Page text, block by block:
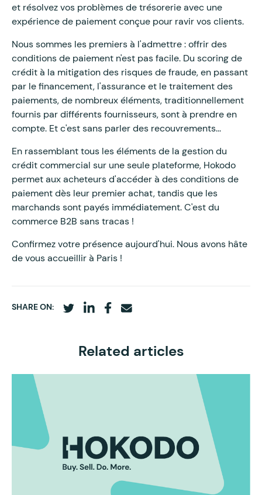
et résolvez vos problèmes de trésorerie avec une
expérience de paiement conçue pour ravir vos clients.
Nous sommes les premiers à l'admettre : offrir des
conditions de paiement n'est pas facile. Du scoring de
crédit à la mitigation des risques de fraude, en passant
par le financement, l'assurance et le traitement des
paiements, de nombreux éléments, traditionnellement
fournis par différents fournisseurs, sont à prendre en
compte. Et c'est sans parler des recouvrements...
En rassemblant tous les éléments de la gestion du
crédit commercial sur une seule plateforme, Hokodo
permet aux acheteurs d'accéder à des conditions de
paiement dès leur premier achat, tandis que les
marchands sont payés immédiatement. C'est du
commerce B2B sans tracas !
Confirmez votre présence aujourd'hui. Nous avons hâte
de vous accueillir à Paris !
SHARE ON:
Related articles